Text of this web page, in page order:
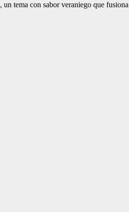
, un tema con sabor veraniego que fusiona